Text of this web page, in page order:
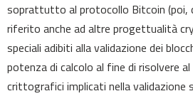
soprattutto al protocollo Bitcoin (poi,
riferito anche ad altre progettualità
speciali adibiti alla validazione dei
potenza di calcolo al fine di risolvere
crittografici implicati nella